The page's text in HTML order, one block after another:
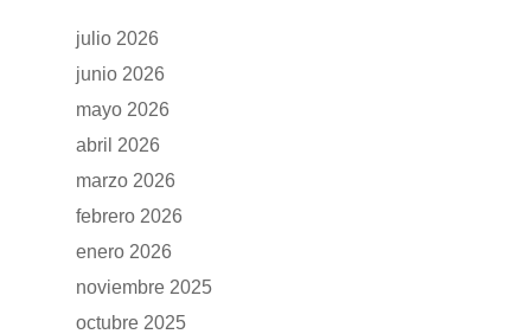
julio 2026
junio 2026
mayo 2026
abril 2026
marzo 2026
febrero 2026
enero 2026
noviembre 2025
octubre 2025